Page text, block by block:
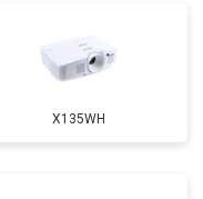
X135WH